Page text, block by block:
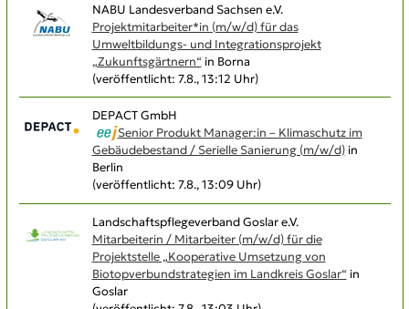
NABU Landesverband Sachsen e.V.
Projektmitarbeiter*in (m/w/d) für das
Umweltbildungs- und Integrationsprojekt
„Zukunftsgärtnern“in Borna
(veröffentlicht: 7.8., 13:12 Uhr)
DEPACT GmbH
Senior Produkt Manager:in – Klimaschutz im
Gebäudebestand / Serielle Sanierung (m/w/d)in
Berlin
(veröffentlicht: 7.8., 13:09 Uhr)
Landschaftspflegeverband Goslar e.V.
Mitarbeiterin / Mitarbeiter (m/w/d) für die
Projektstelle „Kooperative Umsetzung von
Biotopverbundstrategien im Landkreis Goslar“in
Goslar